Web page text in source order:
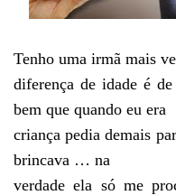
Tenho uma irmã mais
diferença de idade é
bem que quando eu era
criança pedia demais
brincava … na
verdade ela só me